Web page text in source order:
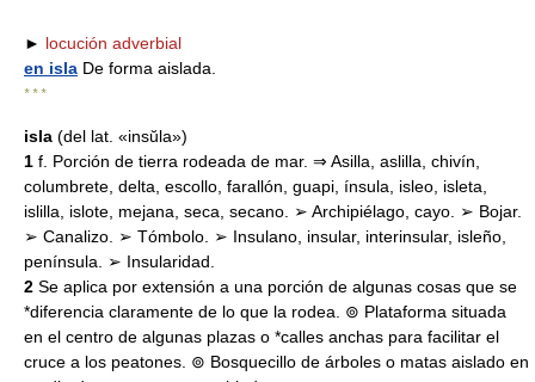
► locución adverbial
en isla De forma aislada.
* * *
isla (del lat. «insŭla»)
1 f. Porción de tierra rodeada de mar. ⇒ Asilla, aslilla, chivín,
columbrete, delta, escollo, farallón, guapi, ínsula, isleo, isleta,
islilla, islote, mejana, seca, secano. ➢ Archipiélago, cayo. ➢ Bojar.
➢ Canalizo. ➢ Tómbolo. ➢ Insulano, insular, interinsular, isleño,
península. ➢ Insularidad.
2 Se aplica por extensión a una porción de algunas cosas que se
*diferencia claramente de lo que la rodea. ⊚ Plataforma situada
en el centro de algunas plazas o *calles anchas para facilitar el
cruce a los peatones. ⊚ Bosquecillo de árboles o matas aislado en